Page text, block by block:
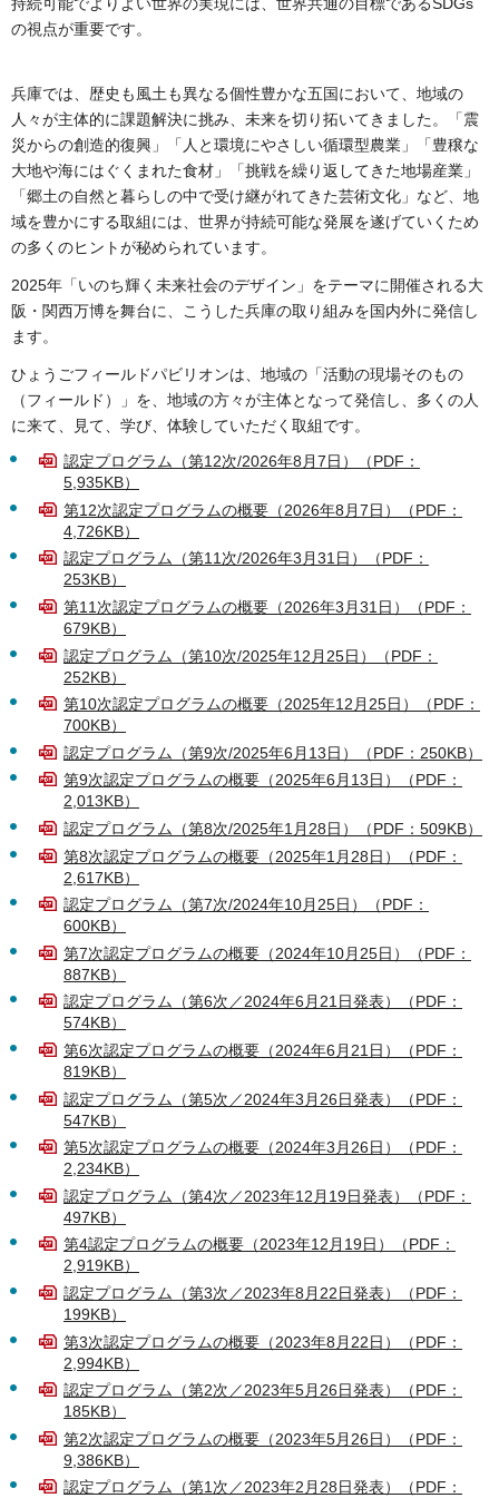
持続可能でよりよい世界の実現には、世界共通の目標であるSDGs
の視点が重要です。
兵庫では、歴史も風土も異なる個性豊かな五国において、地域の
人々が主体的に課題解決に挑み、未来を切り拓いてきました。「震
災からの創造的復興」「人と環境にやさしい循環型農業」「豊穣な
大地や海にはぐくまれた食材」「挑戦を繰り返してきた地場産業」
「郷土の自然と暮らしの中で受け継がれてきた芸術文化」など、地
域を豊かにする取組には、世界が持続可能な発展を遂げていくため
の多くのヒントが秘められています。
2025年「いのち輝く未来社会のデザイン」をテーマに開催される大
阪・関西万博を舞台に、こうした兵庫の取り組みを国内外に発信し
ます。
ひょうごフィールドパビリオンは、地域の「活動の現場そのもの
（フィールド）」を、地域の方々が主体となって発信し、多くの人
に来て、見て、学び、体験していただく取組です。
認定プログラム（第12次/2026年8月7日）（PDF：
5,935KB）
第12次認定プログラムの概要（2026年8月7日）（PDF：
4,726KB）
認定プログラム（第11次/2026年3月31日）（PDF：
253KB）
第11次認定プログラムの概要（2026年3月31日）（PDF：
679KB）
認定プログラム（第10次/2025年12月25日）（PDF：
252KB）
第10次認定プログラムの概要（2025年12月25日）（PDF：
700KB）
認定プログラム（第9次/2025年6月13日）（PDF：250KB）
第9次認定プログラムの概要（2025年6月13日）（PDF：
2,013KB）
認定プログラム（第8次/2025年1月28日）（PDF：509KB）
第8次認定プログラムの概要（2025年1月28日）（PDF：
2,617KB）
認定プログラム（第7次/2024年10月25日）（PDF：
600KB）
第7次認定プログラムの概要（2024年10月25日）（PDF：
887KB）
認定プログラム（第6次／2024年6月21日発表）（PDF：
574KB）
第6次認定プログラムの概要（2024年6月21日）（PDF：
819KB）
認定プログラム（第5次／2024年3月26日発表）（PDF：
547KB）
第5次認定プログラムの概要（2024年3月26日）（PDF：
2,234KB）
認定プログラム（第4次／2023年12月19日発表）（PDF：
497KB）
第4認定プログラムの概要（2023年12月19日）（PDF：
2,919KB）
認定プログラム（第3次／2023年8月22日発表）（PDF：
199KB）
第3次認定プログラムの概要（2023年8月22日）（PDF：
2,994KB）
認定プログラム（第2次／2023年5月26日発表）（PDF：
185KB）
第2次認定プログラムの概要（2023年5月26日）（PDF：
9,386KB）
認定プログラム（第1次／2023年2月28日発表）（PDF：